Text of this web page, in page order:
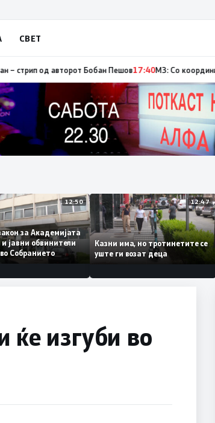
СВЕТ
– изгаснат пожарот кај село Чифлик17:41
12:50
закон за Академијата
и јавни обвинители
во Собранието
Казни има, но тротинетите
уште ги возат деца
ќе изгуби во